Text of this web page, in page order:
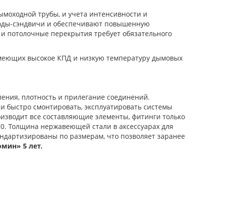
трубы, и учета интенсивности и
сэндвичи и обеспечивают повышенную
перекрытия требует обязательного
высокое КПД и низкую температуру дымовых
плотность и прилегание соединений.
смонтировать, эксплуатировать системы
все составляющие элементы, фитинги только
Толщина нержавеющей стали в аксессуарах для
по размерам, что позволяет заранее
5 лет.